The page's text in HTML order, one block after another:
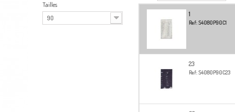
Tailles
90
1
Ref: S4080P90C1
23
Ref: S4080P90C23